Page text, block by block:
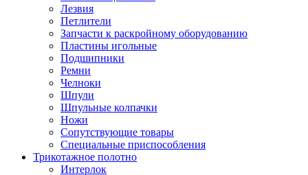
Лезвия
Петлители
Запчасти к раскройному оборудованию
Пластины игольные
Подшипники
Ремни
Челноки
Шпули
Шпульные колпачки
Ножи
Сопутствующие товары
Специальные приспособления
Трикотажное полотно
Интерлок